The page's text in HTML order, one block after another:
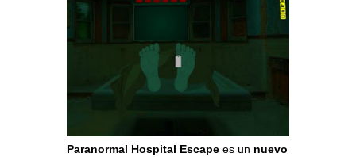
Paranormal Hospital Escape es un nuevo